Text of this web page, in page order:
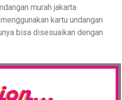
murah jakarta
kartu undangan
bisa disesuaikan dengan